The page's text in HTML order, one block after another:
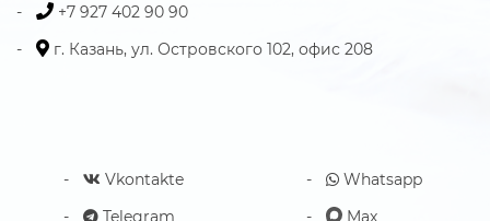
+7 927 402 90 90
г. Казань, ул. Островского 102, офис 208
Vkontakte
Telegram
Whatsapp
Max